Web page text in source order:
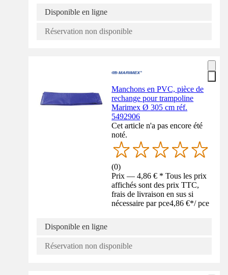
Disponible en ligne
Réservation non disponible
Manchons en PVC, pièce de
rechange pour trampoline
Marimex Ø 305 cm réf.
5492906
Cet article n'a pas encore été
noté.
(0)
Prix — 4,86 € * Tous les prix
affichés sont des prix TTC,
frais de livraison en sus si
nécessaire par pce4,86 €*/ pce
Disponible en ligne
Réservation non disponible